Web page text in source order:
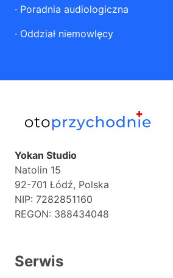
· Poradnia audiologiczna
· Oddział niemowlęcy
Yokan Studio
Natolin 15
92-701 Łódź, Polska
NIP: 7282851160
REGON: 388434048
Serwis